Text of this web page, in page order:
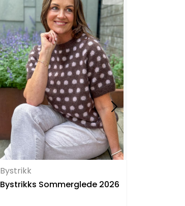
Bystrikk
Bystrikks Sommerglede 2026